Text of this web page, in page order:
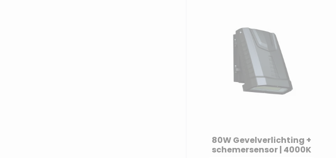
80W Gevelverlichting +
schemersensor | 4000K